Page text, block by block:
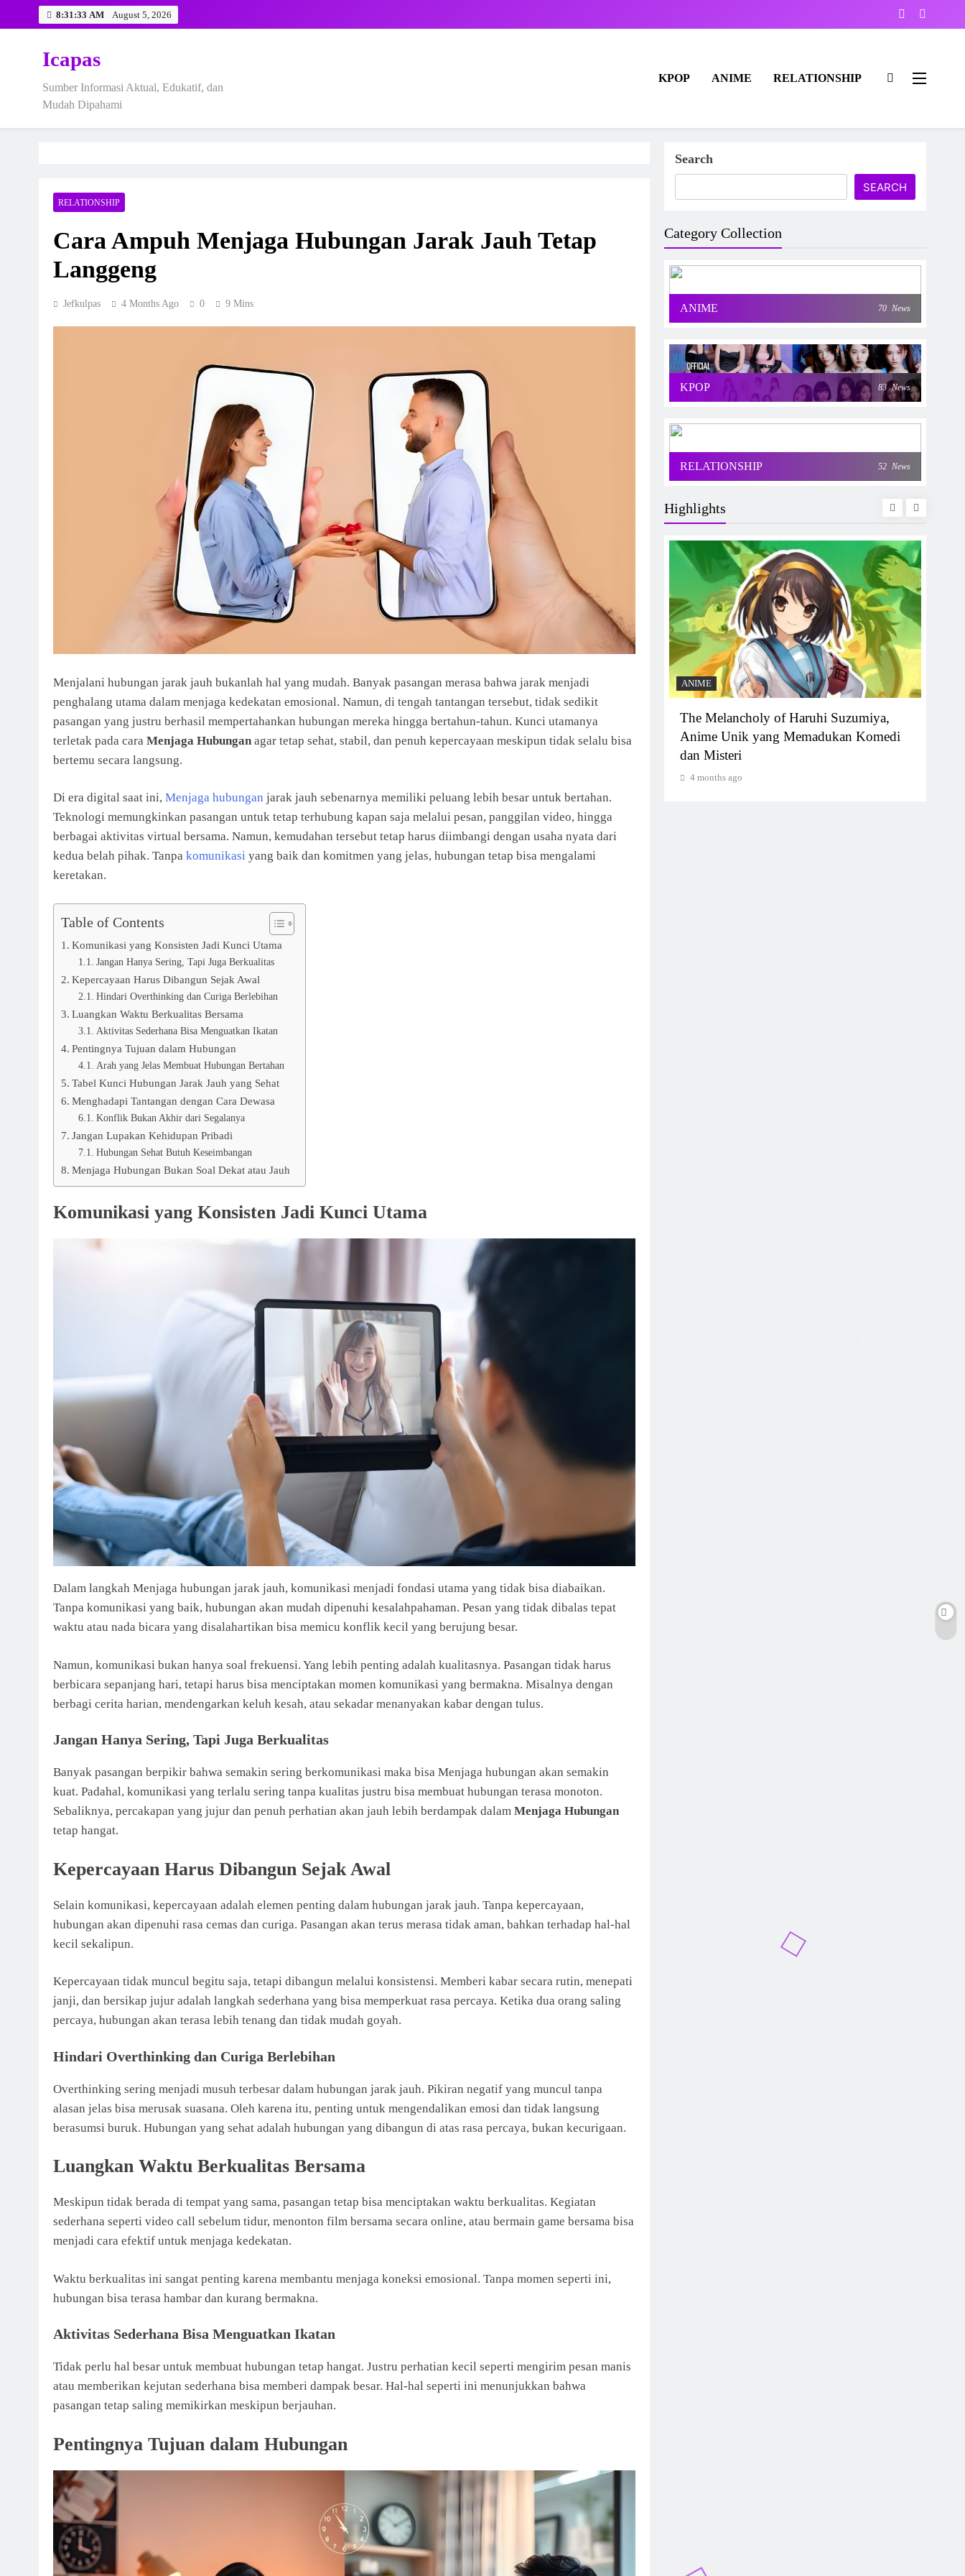
8:31:35 AM August 5, 2026
Icapas
Sumber Informasi Aktual, Edukatif, dan
Mudah Dipahami
KPOP ANIME RELATIONSHIP
RELATIONSHIP
Cara Ampuh Menjaga Hubungan Jarak Jauh Tetap
Langgeng
Jefkulpas 4 Months Ago 0 9 Mins
Menjalani hubungan jarak jauh bukanlah hal yang mudah. Banyak pasangan merasa bahwa jarak menjadi
penghalang utama dalam menjaga kedekatan emosional. Namun, di tengah tantangan tersebut, tidak sedikit
pasangan yang justru berhasil mempertahankan hubungan mereka hingga bertahun-tahun. Kunci utamanya
terletak pada cara Menjaga Hubungan agar tetap sehat, stabil, dan penuh kepercayaan meskipun tidak selalu bisa
bertemu secara langsung.
Di era digital saat ini, Menjaga hubungan jarak jauh sebenarnya memiliki peluang lebih besar untuk bertahan.
Teknologi memungkinkan pasangan untuk tetap terhubung kapan saja melalui pesan, panggilan video, hingga
berbagai aktivitas virtual bersama. Namun, kemudahan tersebut tetap harus diimbangi dengan usaha nyata dari
kedua belah pihak. Tanpa komunikasi yang baik dan komitmen yang jelas, hubungan tetap bisa mengalami
keretakan.
Table of Contents
Komunikasi yang Konsisten Jadi Kunci Utama
Jangan Hanya Sering, Tapi Juga Berkualitas
Kepercayaan Harus Dibangun Sejak Awal
Hindari Overthinking dan Curiga Berlebihan
Luangkan Waktu Berkualitas Bersama
Aktivitas Sederhana Bisa Menguatkan Ikatan
Pentingnya Tujuan dalam Hubungan
Arah yang Jelas Membuat Hubungan Bertahan
Tabel Kunci Hubungan Jarak Jauh yang Sehat
Menghadapi Tantangan dengan Cara Dewasa
Konflik Bukan Akhir dari Segalanya
Jangan Lupakan Kehidupan Pribadi
Hubungan Sehat Butuh Keseimbangan
Menjaga Hubungan Bukan Soal Dekat atau Jauh
Komunikasi yang Konsisten Jadi Kunci Utama
Dalam langkah Menjaga hubungan jarak jauh, komunikasi menjadi fondasi utama yang tidak bisa diabaikan.
Tanpa komunikasi yang baik, hubungan akan mudah dipenuhi kesalahpahaman. Pesan yang tidak dibalas tepat
waktu atau nada bicara yang disalahartikan bisa memicu konflik kecil yang berujung besar.
Namun, komunikasi bukan hanya soal frekuensi. Yang lebih penting adalah kualitasnya. Pasangan tidak harus
berbicara sepanjang hari, tetapi harus bisa menciptakan momen komunikasi yang bermakna. Misalnya dengan
berbagi cerita harian, mendengarkan keluh kesah, atau sekadar menanyakan kabar dengan tulus.
Jangan Hanya Sering, Tapi Juga Berkualitas
Banyak pasangan berpikir bahwa semakin sering berkomunikasi maka bisa Menjaga hubungan akan semakin
kuat. Padahal, komunikasi yang terlalu sering tanpa kualitas justru bisa membuat hubungan terasa monoton.
Sebaliknya, percakapan yang jujur dan penuh perhatian akan jauh lebih berdampak dalam Menjaga Hubungan
tetap hangat.
Kepercayaan Harus Dibangun Sejak Awal
Selain komunikasi, kepercayaan adalah elemen penting dalam hubungan jarak jauh. Tanpa kepercayaan,
hubungan akan dipenuhi rasa cemas dan curiga. Pasangan akan terus merasa tidak aman, bahkan terhadap hal-hal
kecil sekalipun.
Kepercayaan tidak muncul begitu saja, tetapi dibangun melalui konsistensi. Memberi kabar secara rutin, menepati
janji, dan bersikap jujur adalah langkah sederhana yang bisa memperkuat rasa percaya. Ketika dua orang saling
percaya, hubungan akan terasa lebih tenang dan tidak mudah goyah.
Hindari Overthinking dan Curiga Berlebihan
Overthinking sering menjadi musuh terbesar dalam hubungan jarak jauh. Pikiran negatif yang muncul tanpa
alasan jelas bisa merusak suasana. Oleh karena itu, penting untuk mengendalikan emosi dan tidak langsung
berasumsi buruk. Hubungan yang sehat adalah hubungan yang dibangun di atas rasa percaya, bukan kecurigaan.
Luangkan Waktu Berkualitas Bersama
Meskipun tidak berada di tempat yang sama, pasangan tetap bisa menciptakan waktu berkualitas. Kegiatan
sederhana seperti video call sebelum tidur, menonton film bersama secara online, atau bermain game bersama bisa
menjadi cara efektif untuk menjaga kedekatan.
Waktu berkualitas ini sangat penting karena membantu menjaga koneksi emosional. Tanpa momen seperti ini,
hubungan bisa terasa hambar dan kurang bermakna.
Aktivitas Sederhana Bisa Menguatkan Ikatan
Tidak perlu hal besar untuk membuat hubungan tetap hangat. Justru perhatian kecil seperti mengirim pesan manis
atau memberikan kejutan sederhana bisa memberi dampak besar. Hal-hal seperti ini menunjukkan bahwa
pasangan tetap saling memikirkan meskipun berjauhan.
Pentingnya Tujuan dalam Hubungan
Search
SEARCH
Category Collection
ANIME 70 News
KPOP 83 News
RELATIONSHIP 52 News
Highlights
ANIME
My Hero Academia, Kisah Deku
Mengejar Impian di Dunia Para Pahlawan
ANIME
The Melancholy of Haruhi Suzumiya,
Anime Unik yang Memadukan Komedi
dan Misteri
4 months ago